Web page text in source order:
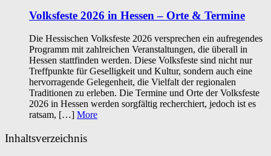
Volksfeste 2026 in Hessen – Orte & Termine
Die Hessischen Volksfeste 2026 versprechen ein aufregendes
Programm mit zahlreichen Veranstaltungen, die überall in
Hessen stattfinden werden. Diese Volksfeste sind nicht nur
Treffpunkte für Geselligkeit und Kultur, sondern auch eine
hervorragende Gelegenheit, die Vielfalt der regionalen
Traditionen zu erleben. Die Termine und Orte der Volksfeste
2026 in Hessen werden sorgfältig recherchiert, jedoch ist es
ratsam, […] More
Inhaltsverzeichnis